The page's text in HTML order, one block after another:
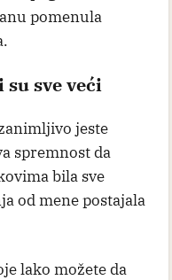
pomenula
sve veći
jeste
spremnost da
bila sve
od mene postajala
lako možete da